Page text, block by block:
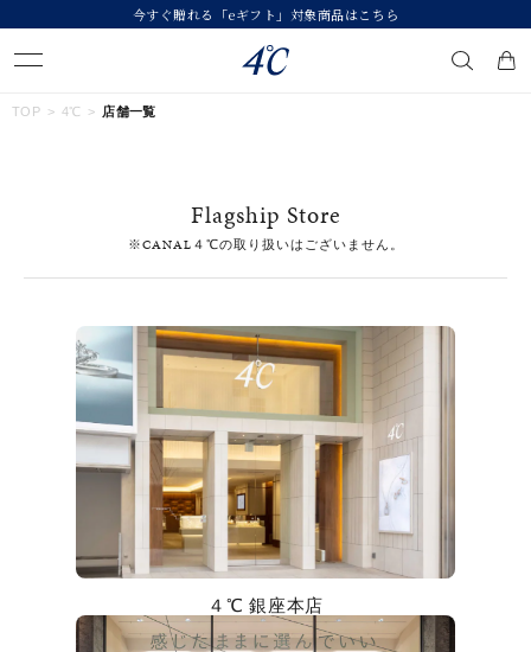
今すぐ贈れる「eギフト」対象商品はこちら
#ダイヤモンド ネックレス
#くまのプーさん
#ペア
#エタニティ
カテゴリー すべてのジュエリー
TOP 4℃ 店舗一覧
Flagship Store
※CANAL４℃の取り扱いはございません。
４℃ 銀座本店